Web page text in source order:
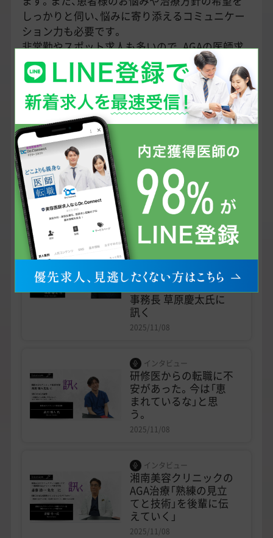
しっかりと伺い、悩みに寄り添えるコミュニケー
ション力も必要です。
非常勤やスポット求人も多いので、AGAの医師求
人が気になる方はぜひお気軽にご相談ください。
<< 関連記事 >>
「AGAクリニック」に転
職する医師が多いのは
なぜ！？
2025/11/08
インタビュー
「イースト駅前クリニ
ックのサービスを全国
に」 AGA・EDの市場で
順調に成長を続けるイ
ースト駅前クリニック
事務長 草原慶太氏に
訊く
2025/11/08
インタビュー
研修医からの転職に不
安があった。今は「恵
まれているな」と思
う。
2025/11/08
インタビュー
湘南美容クリニックの
AGA治療「熟練の見立
てと技術」を後輩に伝
えていく」
2025/11/08